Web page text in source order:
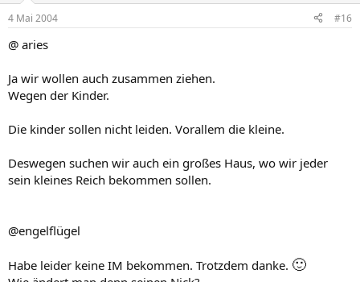
4 Mai 2004 #16
@ aries
Ja wir wollen auch zusammen ziehen.
Wegen der Kinder.
Die kinder sollen nicht leiden. Vorallem die kleine.
Deswegen suchen wir auch ein großes Haus, wo wir jeder
sein kleines Reich bekommen sollen.
@engelflügel
Habe leider keine IM bekommen. Trotzdem danke. 🙂